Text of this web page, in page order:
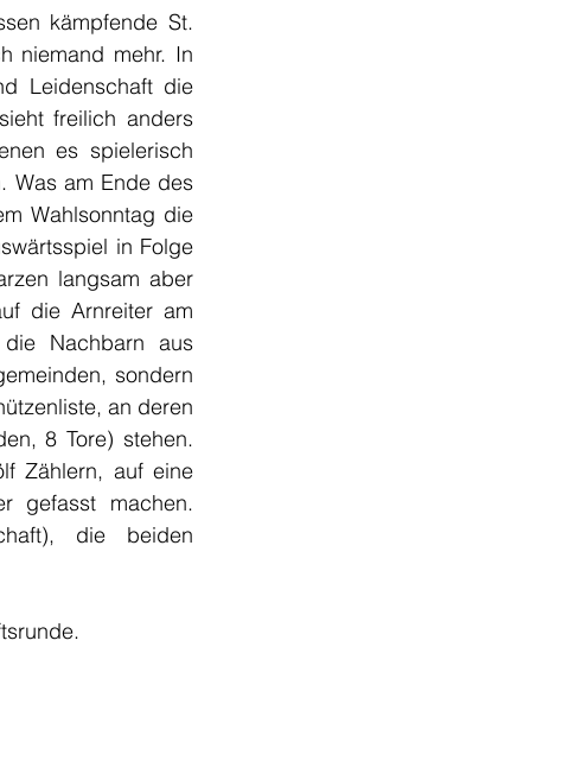
kämpfende St.
niemand mehr. In
Leidenschaft die
freilich anders
es spielerisch
Was am Ende des
Wahlsonntag die
in Folge
langsam aber
die Arnreiter am
Nachbarn aus
sondern
an deren
8 Tore) stehen.
Zählern, auf eine
gefasst machen.
die beiden